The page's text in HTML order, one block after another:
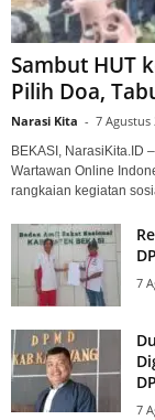
Sambut HUT
Pilih Doa,
Narasi Kita - 7 Agustus
BEKASI, NarasiKita.ID
Wartawan Online
rangkaian kegiatan
7
7